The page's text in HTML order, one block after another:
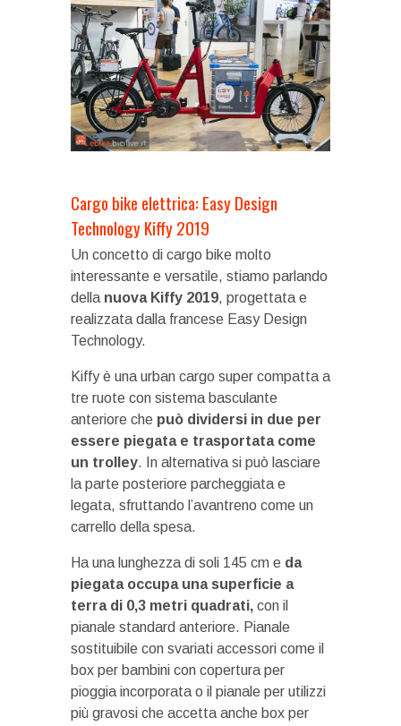
Cargo bike elettrica: Easy Design
Technology Kiffy 2019
Un concetto di cargo bike molto
interessante e versatile, stiamo parlando
della nuova Kiffy 2019, progettata e
realizzata dalla francese Easy Design
Technology.
Kiffy è una urban cargo super compatta a
tre ruote con sistema basculante
anteriore che può dividersi in due per
essere piegata e trasportata come
un trolley. In alternativa si può lasciare
la parte posteriore parcheggiata e
legata, sfruttando l’avantreno come un
carrello della spesa.
Ha una lunghezza di soli 145 cm e da
piegata occupa una superficie a
terra di 0,3 metri quadrati, con il
pianale standard anteriore. Pianale
sostituibile con svariati accessori come il
box per bambini con copertura per
pioggia incorporata o il pianale per utilizzi
più gravosi che accetta anche box per